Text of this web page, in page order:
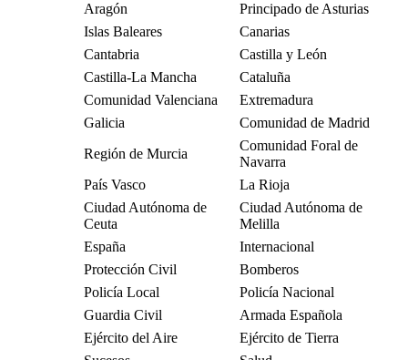
Aragón
Principado de Asturias
Islas Baleares
Canarias
Cantabria
Castilla y León
Castilla-La Mancha
Cataluña
Comunidad Valenciana
Extremadura
Galicia
Comunidad de Madrid
Región de Murcia
Comunidad Foral de
Navarra
País Vasco
La Rioja
Ciudad Autónoma de
Ceuta
Ciudad Autónoma de
Melilla
España
Internacional
Protección Civil
Bomberos
Policía Local
Policía Nacional
Guardia Civil
Armada Española
Ejército del Aire
Ejército de Tierra